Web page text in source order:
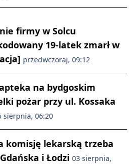
firmy w Solcu
19-latek zmarł w
przedwczoraj, 09:12
na bydgoskim
pożar przy ul. Kossaka
sierpnia, 06:20
komisję lekarską trzeba
i Łodzi 03 sierpnia,